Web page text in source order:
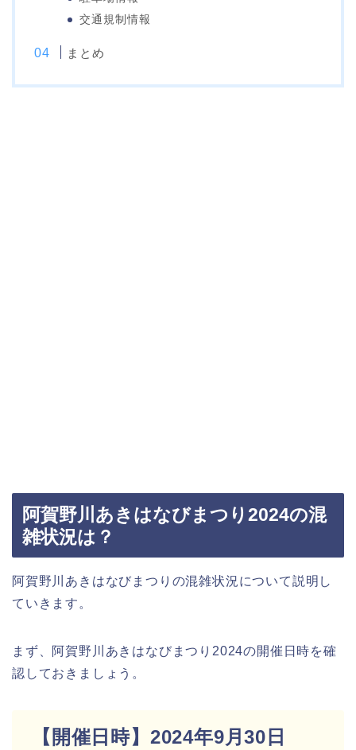
交通規制情報
まとめ
阿賀野川あきはなびまつり2024の混
雑状況は？
阿賀野川あきはなびまつりの混雑状況について説明し
ていきます。
まず、阿賀野川あきはなびまつり2024の開催日時を確
認しておきましょう。
【開催日時】2024年9月30日